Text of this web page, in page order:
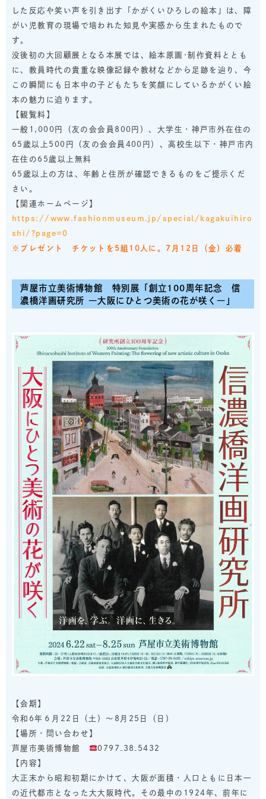
した反応や笑い声を引き出す「かがくいひろしの絵本」は、障
がい児教育の現場で培われた知見や実感から生まれたもので
す。
没後初の大回顧展となる本展では、絵本原画･制作資料ととも
に、教員時代の貴重な映像記録や教材などから足跡を辿り、今
この瞬間にも日本中の子どもたちを笑顔にしているかがくい絵
本の魅力に迫ります。
【観覧料】
一般1,000円（友の会会員800円）、大学生・神戸市外在住の
65歳以上500円（友の会会員400円）、高校生以下・神戸市内
在住の65歳以上無料
65歳以上の方は、年齢と住所が確認できるものをご提示くだ
さい。
【関連ホームページ】
https://www.fashionmuseum.jp/special/kagakuihiro
shi/?page=0
※プレゼント チケットを5組10人に。7月12日（金）必着
芦屋市立美術博物館 特別展 「創立100周年記念
信
濃橋洋画研究所 ―大阪にひとつ美術の花が咲く―」
【会期】
令和6年６月22日（土）～8月25日（日）
【場所・問い合わせ】
芦屋市美術博物館
0797₋38₋5432
【内容】
大正末から昭和初期にかけて、大阪が面積・人口ともに日本一
の近代都市となった大大阪時代。その最中の1924年、前年に